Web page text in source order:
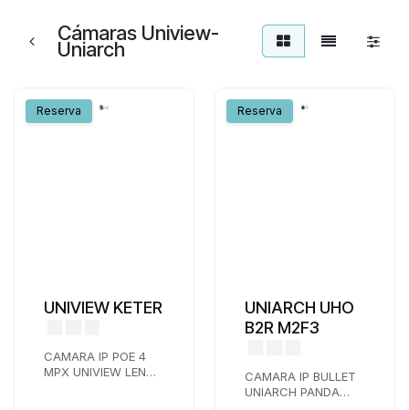
Cámaras Uniview-
Uniarch
Reserva
UNIVIEW KETER
CAMARA IP POE 4
MPX UNIVIEW LENTE
Reserva
UNIARCH UHO
B2R M2F3
CAMARA IP BULLET
UNIARCH PANDA